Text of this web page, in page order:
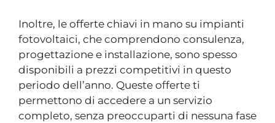
Inoltre, le offerte chiavi in mano su impianti
fotovoltaici, che comprendono consulenza,
progettazione e installazione, sono spesso
disponibili a prezzi competitivi in questo
periodo dell’anno. Queste offerte ti
permettono di accedere a un servizio
completo, senza preoccuparti di nessuna fase